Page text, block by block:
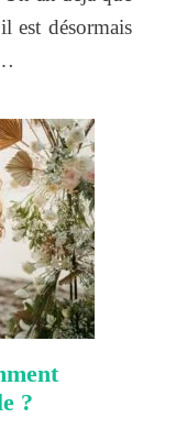
est désormais
?